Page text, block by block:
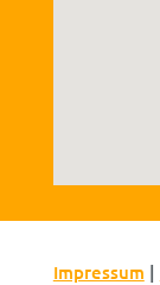
Impressum |